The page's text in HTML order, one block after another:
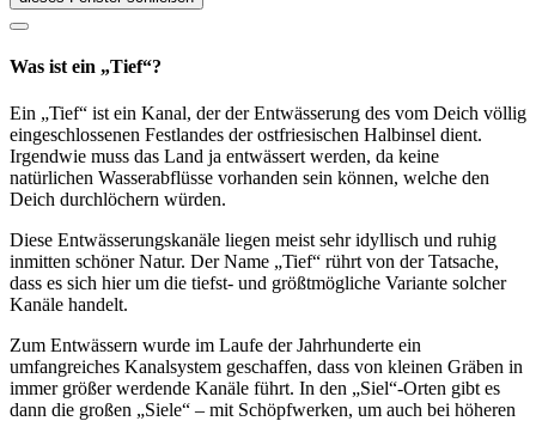
Was ist ein „Tief“?
Ein „Tief“ ist ein Kanal, der der Entwässerung des vom Deich völlig
eingeschlossenen Festlandes der ostfriesischen Halbinsel dient.
Irgendwie muss das Land ja entwässert werden, da keine
natürlichen Wasserabflüsse vorhanden sein können, welche den
Deich durchlöchern würden.
Diese Entwässerungskanäle liegen meist sehr idyllisch und ruhig
inmitten schöner Natur. Der Name „Tief“ rührt von der Tatsache,
dass es sich hier um die tiefst- und größtmögliche Variante solcher
Kanäle handelt.
Zum Entwässern wurde im Laufe der Jahrhunderte ein
umfangreiches Kanalsystem geschaffen, dass von kleinen Gräben in
immer größer werdende Kanäle führt. In den „Siel“-Orten gibt es
dann die großen „Siele“ – mit Schöpfwerken, um auch bei höheren